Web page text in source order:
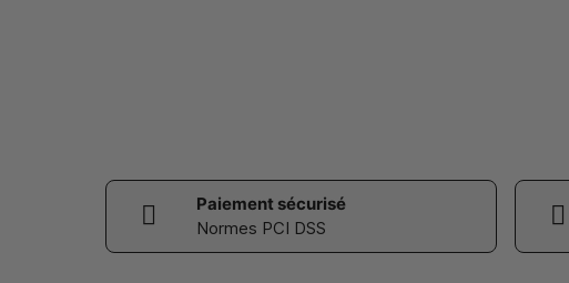
Paiement sécurisé
Normes PCI DSS